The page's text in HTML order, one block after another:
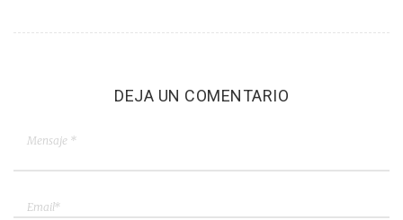
DEJA UN COMENTARIO